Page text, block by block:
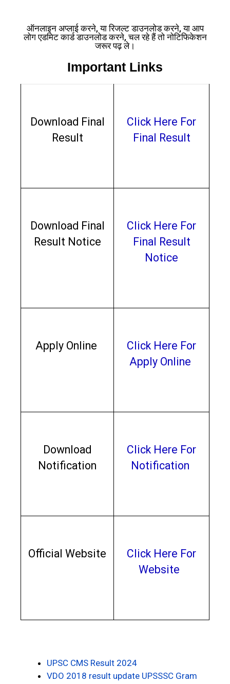
ऑनलाइन अप्लाई करने, या रिजल्ट डाउनलोड करने, या आप
लोग एडमिट कार्ड डाउनलोड करने, चल रहे हैं तो नोटिफिकेशन
जरूर पढ़ ले।
Important Links
Download Final
Result
Click Here For
Final Result
Download Final
Result Notice
Click Here For
Final Result
Notice
Apply Online
Click Here For
Apply Online
Download
Notification
Click Here For
Notification
Official Website
Click Here For
Website
UPSC CMS Result 2024
VDO 2018 result update UPSSSC Gram